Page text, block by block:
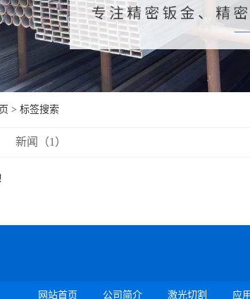
> 标签搜索
新闻（1）
网站首页 公司简介 激光切割 应